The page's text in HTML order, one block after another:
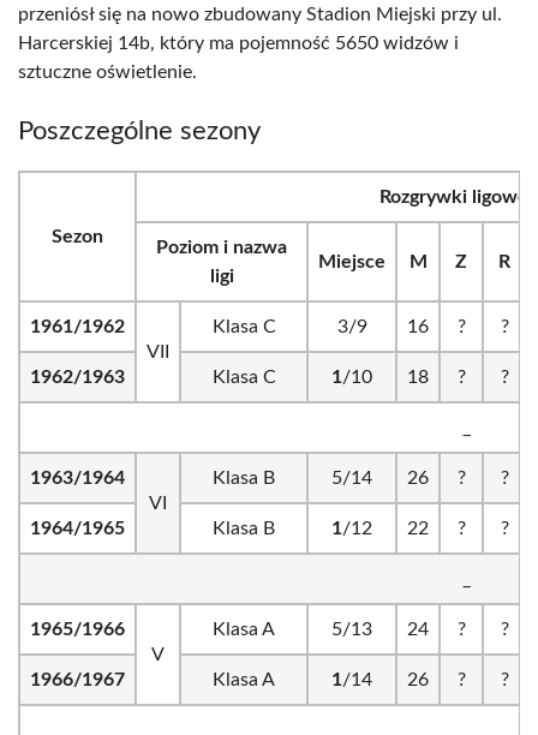
przeniósł się na nowo zbudowany Stadion Miejski przy ul.
Harcerskiej 14b, który ma pojemność 5650 widzów i
sztuczne oświetlenie.
Poszczególne sezony
Sezon
Rozgrywki ligowe
Poziom i nazwa
ligi
Miejsce M Z R
1961/1962
VII
Klasa C 3/9 16 ? ?
1962/1963 Klasa C 1/10 18 ? ?
1963/1964
VI
Klasa B 5/14 26 ? ?
1964/1965 Klasa B 1/12 22 ? ?
1965/1966
V
Klasa A 5/13 24 ? ?
1966/1967 Klasa A 1/14 26 ? ?